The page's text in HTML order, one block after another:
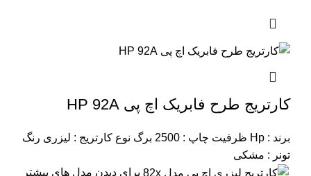
کارتریج طرح فابریک اچ پی HP 92A
برند : Hp ظرفیت چاپ : 2500 برگ نوع کارتریج : لیزری رنگ
تونر : مشکی
برای دیدن مدل های بیشتر